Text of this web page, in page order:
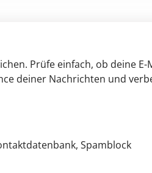
Prüfe einfach, ob deine
deiner Nachrichten und
, Spamblock